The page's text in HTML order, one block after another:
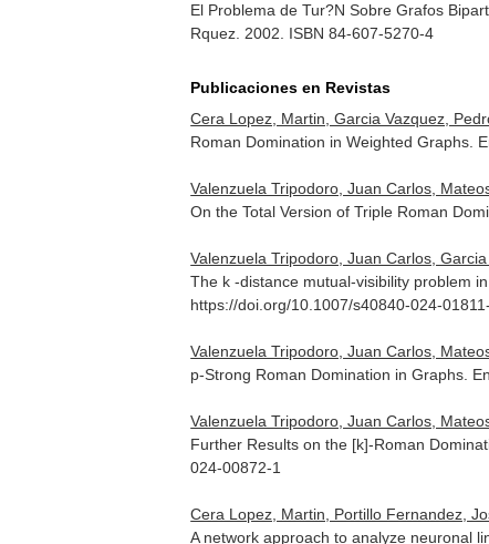
El Problema de Tur?N Sobre Grafos
Rquez. 2002. ISBN 84-607-5270-4
Publicaciones en Revistas
Cera Lopez, Martin, Garcia Vazquez,
Roman Domination in Weighted Graphs.
Valenzuela Tripodoro, Juan Carlos,
On the Total Version of Triple Roman
Valenzuela Tripodoro, Juan Carlos,
The k -distance mutual-visibility problem in
https://doi.org/10.1007/s40840-024-
Valenzuela Tripodoro, Juan Carlos,
p-Strong Roman Domination in Graphs.
Valenzuela Tripodoro, Juan Carlos,
Further Results on the [k]-Roman
024-00872-1
Cera Lopez, Martin, Portillo Fernandez,
A network approach to analyze neuronal